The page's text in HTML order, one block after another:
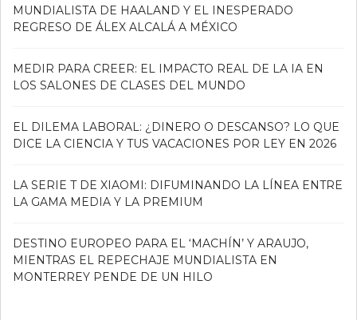
MUNDIALISTA DE HAALAND Y EL INESPERADO
REGRESO DE ÁLEX ALCALÁ A MÉXICO
MEDIR PARA CREER: EL IMPACTO REAL DE LA IA EN
LOS SALONES DE CLASES DEL MUNDO
EL DILEMA LABORAL: ¿DINERO O DESCANSO? LO QUE
DICE LA CIENCIA Y TUS VACACIONES POR LEY EN 2026
LA SERIE T DE XIAOMI: DIFUMINANDO LA LÍNEA ENTRE
LA GAMA MEDIA Y LA PREMIUM
DESTINO EUROPEO PARA EL ‘MACHÍN’ Y ARAUJO,
MIENTRAS EL REPECHAJE MUNDIALISTA EN
MONTERREY PENDE DE UN HILO